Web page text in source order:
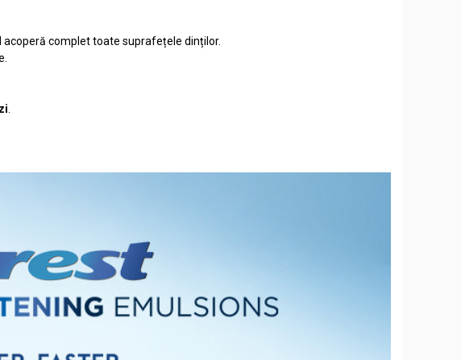
acoperă complet toate suprafețele dinților.
.